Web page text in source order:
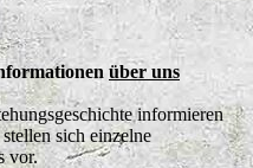
über uns
informieren
sich einzelne
vor.